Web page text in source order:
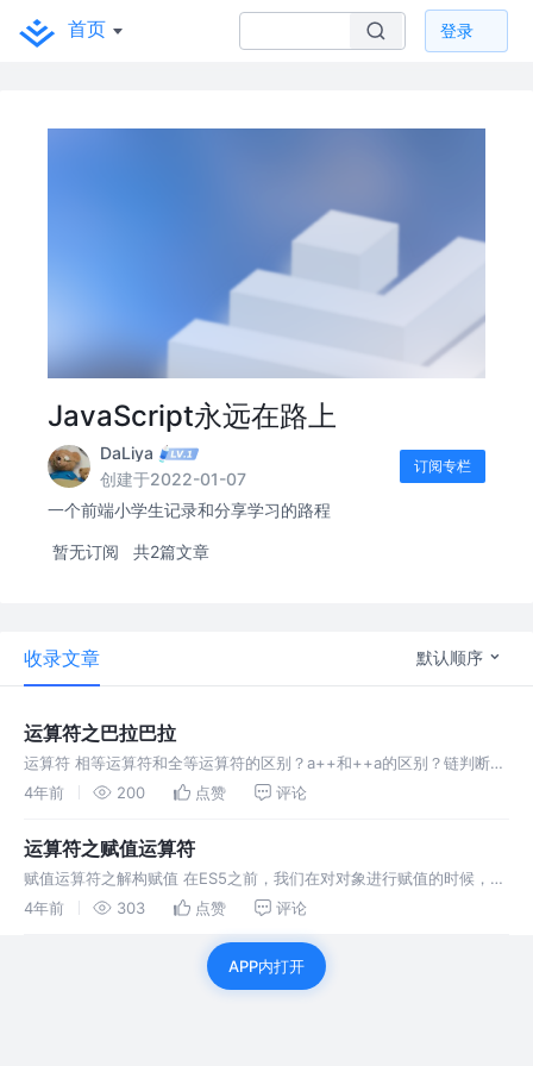
首页 登录
JavaScript永远在路上
DaLiya
创建于2022-01-07
订阅专栏
一个前端小学生记录和分享学习的路程
暂无订阅 共2篇文章
收录文章 默认顺序
运算符之巴拉巴拉
运算符 相等运算符和全等运算符的区别？a++和++a的区别？链判断运
算符和null判断运算符的使用场景又是什么呢？
4年前 200 点赞 评论
运算符之赋值运算符
赋值运算符之解构赋值 在ES5之前，我们在对对象进行赋值的时候，都
是通过 = 等于运算符的，ES6提供了一种新的赋值方式，这种解构赋值
4年前 303 点赞 评论
APP内打开